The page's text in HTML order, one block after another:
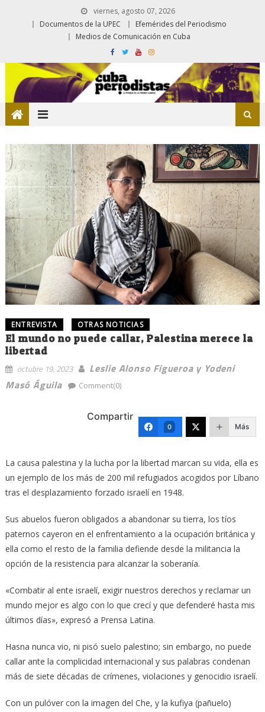
viernes, agosto 07, 2026
Documentos de la UPEC
Efemérides del Periodismo
Medios de Comunicación en Cuba
ENTREVISTA OTRAS NOTICIAS
El mundo no puede callar, Palestina merece la
libertad
octubre 19, 2023
Leslie Alonso Figueroa y Yodeni
Masó Águila
Comment(0)
Compartir
0 Más
La causa palestina y la lucha por la libertad marcan su vida, ella es
un ejemplo de los más de 200 mil refugiados acogidos por Líbano
tras el desplazamiento forzado israelí en 1948.
Sus abuelos fueron obligados a abandonar su tierra, los tíos
paternos cayeron en el enfrentamiento a la ocupación británica y
ella como el resto de la familia defiende desde la militancia la
opción de la resistencia para alcanzar la soberanía.
«Combatir al ente israelí, exigir nuestros derechos y reclamar un
mundo mejor es algo con lo que crecí y que defenderé hasta mis
últimos días», expresó a Prensa Latina.
Hasna nunca vio, ni pisó suelo palestino; sin embargo, no puede
callar ante la complicidad internacional y sus palabras condenan
más de siete décadas de crímenes, violaciones y genocidio israelí.
Con un pulóver con la imagen del Che, y la kufiya (pañuelo)